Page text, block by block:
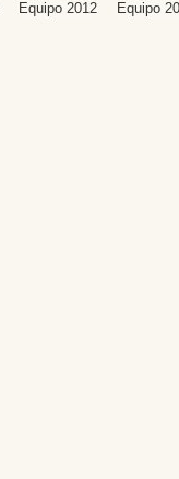
Equipo 2012 Equipo